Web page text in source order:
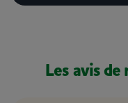
Les avis